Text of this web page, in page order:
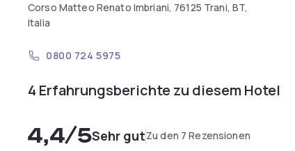
Corso Matteo Renato Imbriani, 76125 Trani, BT,
Italia
0800 724 5975
4 Erfahrungsberichte zu diesem Hotel
4,4/5Sehr gutZu den 7 Rezensionen